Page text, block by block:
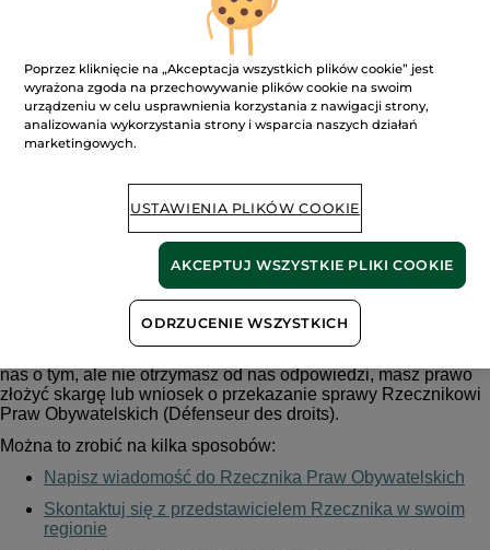
CSS
Javascript
Informacje zwrotne i kontakt
Jeśli nie masz dostępu do jakiejś treści lub usługi, możesz
skontaktować się z naszym działem obsługi klienta
Środki odwoławcze
Jeśli zauważysz problem z dostępnością, który uniemożliwia
nas o tym, ale nie otrzymasz od nas odpowiedzi, masz prawo
złożyć skargę lub wniosek o przekazanie sprawy Rzecznikowi
Praw Obywatelskich (Défenseur des droits).
Można to zrobić na kilka sposobów:
Napisz wiadomość do Rzecznika Praw Obywatelskich
Skontaktuj się z przedstawicielem Rzecznika w swoim
regionie
Poprzez kliknięcie na „Akceptacja wszystkich plików cookie” jest
wyrażona zgoda na przechowywanie plików cookie na swoim
urządzeniu w celu usprawnienia korzystania z nawigacji strony,
analizowania wykorzystania strony i wsparcia naszych działań
marketingowych.
USTAWIENIA PLIKÓW COOKIE
ODRZUCENIE WSZYSTKICH
AKCEPTUJ WSZYSTKIE PLIKI COOKIE